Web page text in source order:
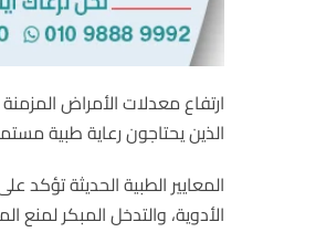
ارتفاع معدلات الأمراض
الذين يحتاجون رعاية طبية
المعايير الطبية الحديثة
الأدوية، والتدخل المبكر لمنع